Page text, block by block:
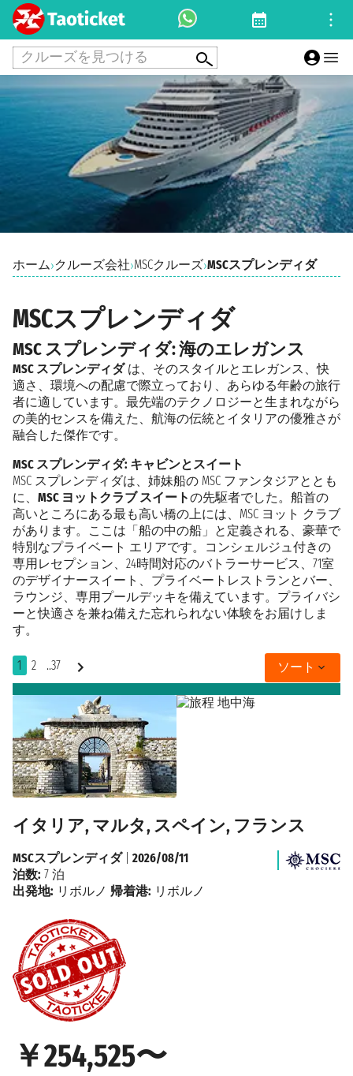
クルーズを見つける
ホーム›クルーズ会社›MSCクルーズ›MSCスプレンディダ
MSCスプレンディダ
MSC スプレンディダ: 海のエレガンス
MSC スプレンディダは、そのスタイルとエレガンス、快
適さ、環境への配慮で際立っており、あらゆる年齢の旅行
者に適しています。最先端のテクノロジーと生まれながら
の美的センスを備えた、航海の伝統とイタリアの優雅さが
融合した傑作です。
MSC スプレンディダ: キャビンとスイート
MSC スプレンディダは、姉妹船の MSC ファンタジアととも
に、 MSC ヨットクラブ スイートの先駆者でした。船首の
高いところにある最も高い橋の上には、MSC ヨット クラブ
があります。ここは「船の中の船」と定義される、豪華で
特別なプライベート エリアです。コンシェルジュ付きの
専用レセプション、24時間対応のバトラーサービス、71室
のデザイナースイート、プライベートレストランとバー、
ラウンジ、専用プールデッキを備えています。プライバシ
ーと快適さを兼ね備えた忘れられない体験をお届けしま
す。
1 2 ..37 ソート
イタリア, マルタ, スペイン, フランス
￥254,525〜
MSCスプレンディダ| 2026/08/11
泊数: 7 泊
出発地: リボルノ 帰着港: リボルノ